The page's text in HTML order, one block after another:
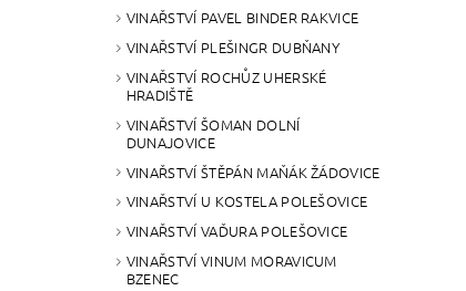
VINAŘSTVÍ PAVEL BINDER RAKVICE
VINAŘSTVÍ PLEŠINGR DUBŇANY
VINAŘSTVÍ ROCHŮZ UHERSKÉ
HRADIŠTĚ
VINAŘSTVÍ ŠOMAN DOLNÍ
DUNAJOVICE
VINAŘSTVÍ ŠTĚPÁN MAŇÁK ŽÁDOVICE
VINAŘSTVÍ U KOSTELA POLEŠOVICE
VINAŘSTVÍ VAĎURA POLEŠOVICE
VINAŘSTVÍ VINUM MORAVICUM
BZENEC